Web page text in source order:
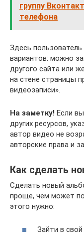
группу
телефона
Здесь
вариантов: можно
другого сайта или
на стене страницы
видеозаписи».
На заметку! Если
других ресурсов,
автор видео не
авторские права и
Как сделать
Сделать новый
проще, чем может
этого нужно:
Зайти в